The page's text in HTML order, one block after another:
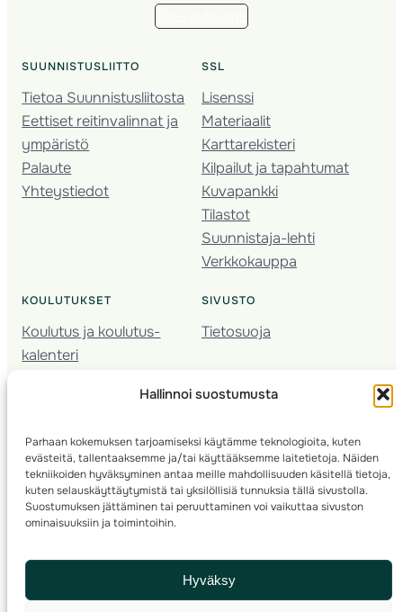
Hallinnoi suostumusta
Parhaan kokemuksen tarjoamiseksi käytämme teknologioita, kuten
evästeitä, tallentaaksemme ja/tai käyttääksemme laitetietoja. Näiden
tekniikoiden hyväksyminen antaa meille mahdollisuuden käsitellä tietoja,
kuten selauskäyttäytymistä tai yksilöllisiä tunnuksia tällä sivustolla.
Suostumuksen jättäminen tai peruuttaminen voi vaikuttaa sivuston
ominaisuuksiin ja toimintoihin.
Hyväksy
SUUNNISTUSLIITTO
Tietoa Suunnistusliitosta
Eettiset reitinvalinnat ja
ympäristö
Palaute
Yhteystiedot
SSL
Lisenssi
Materiaalit
Karttarekisteri
Kilpailut ja tapahtumat
Kuvapankki
Tilastot
Suunnistaja-lehti
Verkkokauppa
KOULUTUKSET
Koulutus ja koulutus­
kalenteri
Seura­kehittäminen
Kartoitus
Ratamestari
SIVUSTO
Tietosuoja
© 2025 ·Suomen Suunnistusliitto· Valimotie 10, 00380 Helsinki, Finland
info(a)suunnistusliitto.fi,Rastilipun asiat: rastilippu(a)suunnistusliitto.fi
Kilpailut ja kuntorastit – Rastilippu:::Rastilipun ohjeet